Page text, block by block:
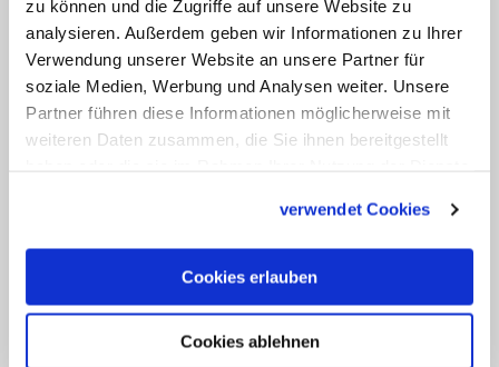
zu können und die Zugriffe auf unsere Website zu
analysieren. Außerdem geben wir Informationen zu Ihrer
Verwendung unserer Website an unsere Partner für
soziale Medien, Werbung und Analysen weiter. Unsere
Partner führen diese Informationen möglicherweise mit
weiteren Daten zusammen, die Sie ihnen bereitgestellt
verwendet Cookies
Cookies erlauben
Cookies ablehnen
stabile und sichere Welt schaffen, sagte
Gallagher vor der UN-Vollversammlung.
Es gelte, eine "Logik aus Angst und
Misstrauen" durch eine "Ethik der
Verantwortung" zu ersetzen, so der
Staaten im Vatikanischen
Staatssekretariat.
Gallagher warb in New York zudem für
eine Unterzeichnung des Vertrags für